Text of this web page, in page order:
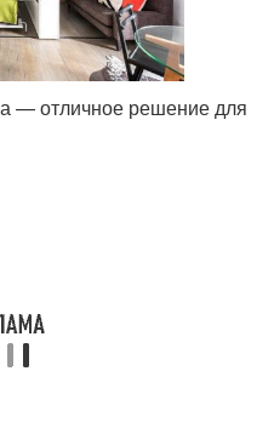
— отличное решение для